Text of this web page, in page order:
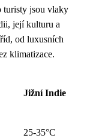
turisty jsou vlaky
její kulturu a
od luxusních
klimatizace.
Jižní Indie
25-35°C